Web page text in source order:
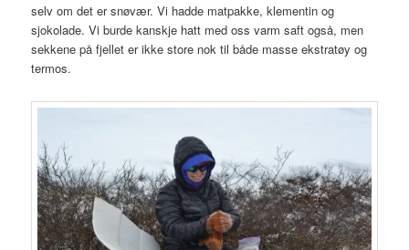
selv om det er snøvær. Vi hadde matpakke, klementin og
sjokolade. Vi burde kanskje hatt med oss varm saft også, men
sekkene på fjellet er ikke store nok til både masse ekstratøy og
termos.